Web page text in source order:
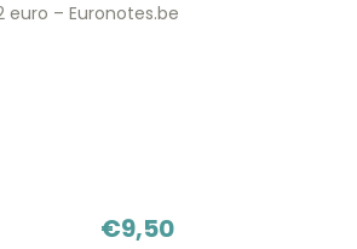
euro – Euronotes.be
€9,50